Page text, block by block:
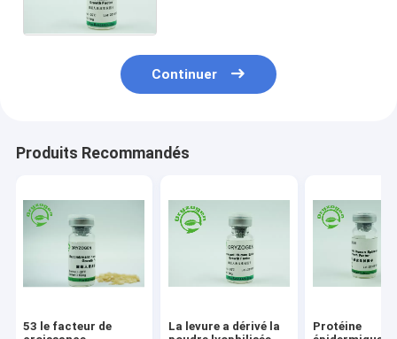
Continuer
Produits Recommandés
53 le facteur de
La levure a dérivé la
Protéine